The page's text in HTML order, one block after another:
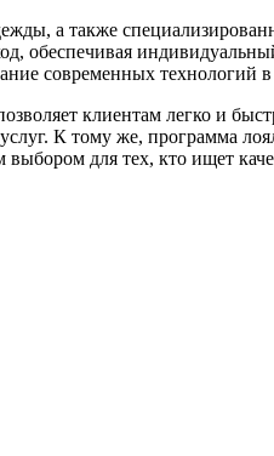
а также
обеспечивая
современных технологий
клиентам легко и
К тому же, программа
для тех, кто ищет